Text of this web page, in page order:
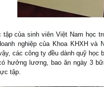
của sinh viên Việt Nam học
nghiệp của Khoa KHXH và
các công ty đều dành quỹ học
hưởng lương, bao ăn ngày 3
tập.